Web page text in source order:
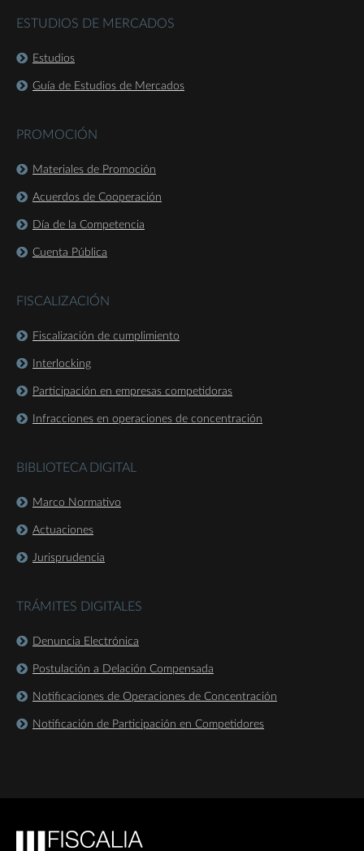
ESTUDIOS DE MERCADOS
Estudios
Guía de Estudios de Mercados
PROMOCIÓN
Materiales de Promoción
Acuerdos de Cooperación
Día de la Competencia
Cuenta Pública
FISCALIZACIÓN
Fiscalización de cumplimiento
Interlocking
Participación en empresas competidoras
Infracciones en operaciones de concentración
BIBLIOTECA DIGITAL
Marco Normativo
Actuaciones
Jurisprudencia
TRÁMITES DIGITALES
Denuncia Electrónica
Postulación a Delación Compensada
Notificaciones de Operaciones de Concentración
Notificación de Participación en Competidores